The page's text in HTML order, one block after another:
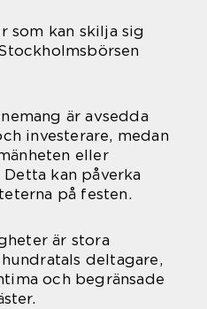
som kan skilja sig
är avsedda
investerare, medan
eller
kan påverka
på festen.
är stora
deltagare,
och begränsade